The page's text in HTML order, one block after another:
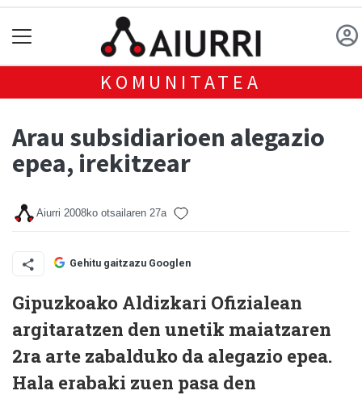
KOMUNITATEA
Arau subsidiarioen alegazio
epea, irekitzear
Aiurri 2008ko otsailaren 27a
Gehitu gaitzazu Googlen
Gipuzkoako Aldizkari Ofizialean
argitaratzen den unetik maiatzaren
2ra arte zabalduko da alegazio epea.
Hala erabaki zuen pasa den